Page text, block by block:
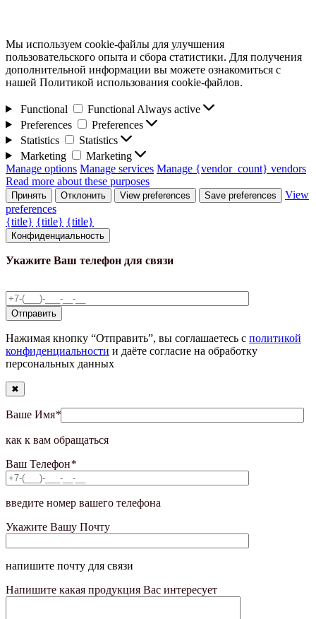
Мы используем cookie-файлы для улучшения
пользовательского опыта и сбора статистики. Для получения
дополнительной информации вы можете ознакомиться с
нашей Политикой использования cookie-файлов.
Functional Functional Always active
Preferences
Preferences
Statistics
Statistics
Marketing
Marketing
Manage options Manage services Manage {vendor_count} vendors
Read more about these purposes
Принять Отклонить View preferences Save preferences
View
preferences
{title} {title} {title}
Конфиденциальность
Укажите Ваш телефон для связи
Нажимая кнопку “Отправить”, вы соглашаетесь с политикой
конфиденциальности и даёте согласие на обработку
персональных данных
✖
Ваше Имя*
как к вам обращаться
Ваш Телефон*
введите номер вашего телефона
Укажите Вашу Почту
напишите почту для связи
Напишите какая продукция Вас интересует